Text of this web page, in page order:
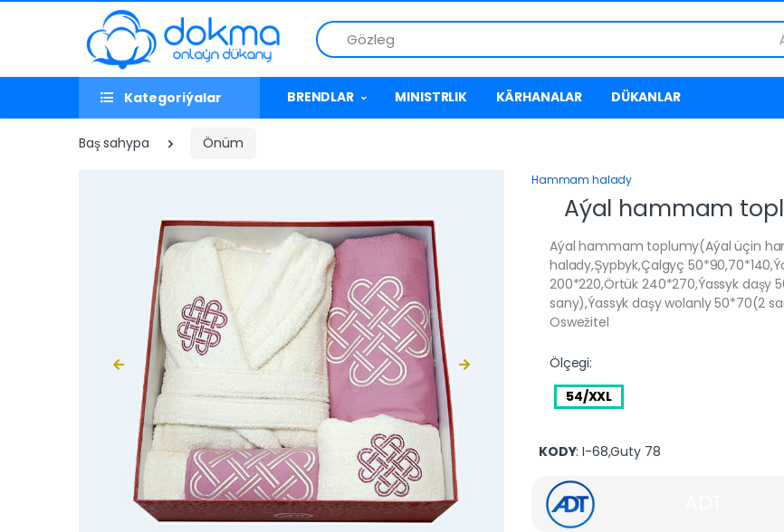
Gözleg
Kategoriýalar BRENDLAR MINISTRLIK KÄRHANALAR DÜKANLAR
Baş sahypa Önüm
Hammam halady
Aýal hammam
Aýal hammam toplumy(Aýal üçin
halady,Şypbyk,Çalgyç
200*220,Örtük 240*270,Ýassyk daşy
sany),Ýassyk daşy wolanly 50*70(2
Oswežitel
Ölçegi:
54/XXL
KODY: I-68,Guty 78